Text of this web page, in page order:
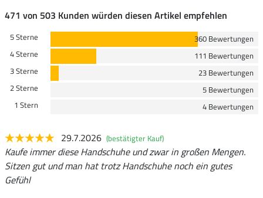
471 von 503 Kunden würden diesen Artikel empfehlen
5 Sterne
360 Bewertungen
4 Sterne
111 Bewertungen
3 Sterne
23 Bewertungen
2 Sterne
5 Bewertungen
1 Stern
4 Bewertungen
29.7.2026 (bestätigter Kauf)
Kaufe immer diese Handschuhe und zwar in großen Mengen.
Sitzen gut und man hat trotz Handschuhe noch ein gutes
Gefühl